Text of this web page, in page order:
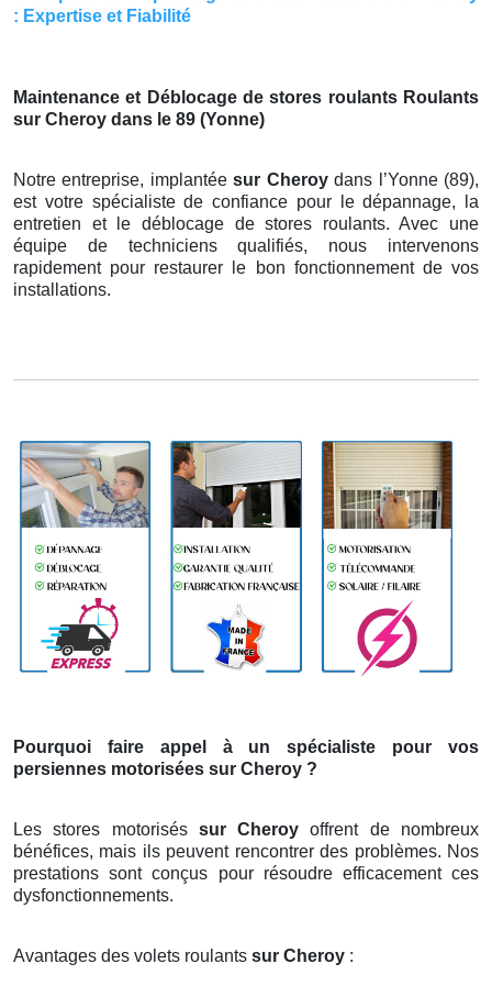
: Expertise et Fiabilité
Maintenance et Déblocage de stores roulants Roulants
sur Cheroy dans le 89 (Yonne)
Notre entreprise, implantéesur Cheroydans l’Yonne (89),
est votre spécialiste de confiance pour le dépannage, la
entretien et le déblocage de stores roulants. Avec une
équipe de techniciens qualifiés, nous intervenons
rapidement pour restaurer le bon fonctionnement de vos
installations.
Pourquoi faire appel à un spécialiste pour vos
persiennes motorisées sur Cheroy ?
Les stores motorisés sur Cheroyoffrent de nombreux
bénéfices, mais ils peuvent rencontrer des problèmes. Nos
prestations sont conçus pour résoudre efficacement ces
dysfonctionnements.
Avantages des volets roulants sur Cheroy :